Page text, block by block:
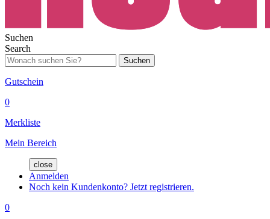
Suchen
Search
Suchen
Gutschein
0
Merkliste
Mein Bereich
close
Anmelden
Noch kein Kundenkonto? Jetzt registrieren.
0